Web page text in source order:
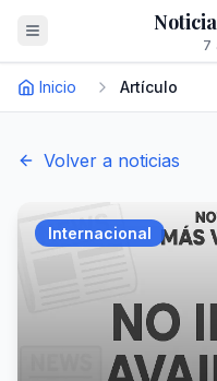
7
Inicio Artículo
Volver a noticias
Internacional